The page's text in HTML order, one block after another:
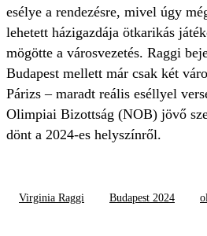
esélye a rendezésre, mivel úgy
lehetett házigazdája ötkarikás
mögötte a városvezetés. Raggi
Budapest mellett már csak két
Párizs – maradt reális eséllyel
Olimpiai Bizottság (NOB) jövő
dönt a 2024-es helyszínről.
Virginia Raggi Budapest 2024